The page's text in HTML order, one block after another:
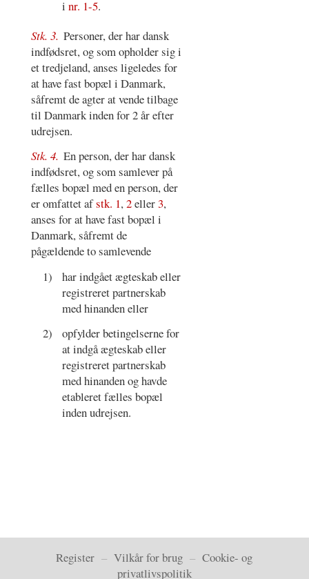
inr. 1-5.
Stk. 3. Personer, der har dansk
indfødsret, og som opholder sig i
et tredjeland, anses ligeledes for
at have fast bopæl i Danmark,
såfremt de agter at vende tilbage
til Danmark inden for 2 år efter
udrejsen.
Stk. 4. En person, der har dansk
indfødsret, og som samlever på
fælles bopæl med en person, der
er omfattet afstk. 1,2eller3,
anses for at have fast bopæl i
Danmark, såfremt de
pågældende to samlevende
1)
har indgået ægteskab eller
registreret partnerskab
med hinanden eller
2)
opfylder betingelserne for
at indgå ægteskab eller
registreret partnerskab
med hinanden og havde
etableret fælles bopæl
inden udrejsen.
Register –Vilkår for brug –Cookie- og
privatlivspolitik